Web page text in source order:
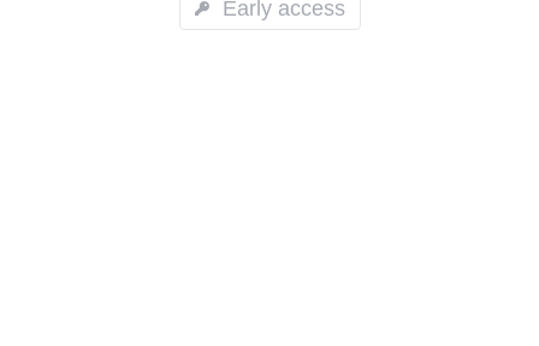
Early access